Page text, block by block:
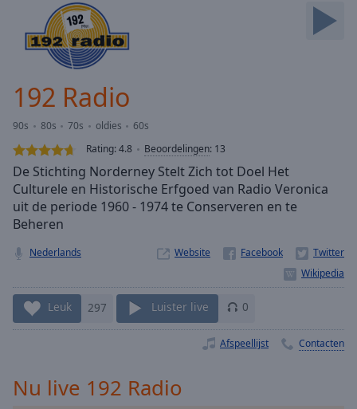
Mute
Loaded:
0.00%
Stream
TypeLIVE
Seek to
currently
live LIVE
Time-
192 Radio
90s 80s 70s oldies
60s
Rating:4.8 Beoordelingen: 13
De Stichting Norderney Stelt Zich tot Doel Het
Culturele en Historische Erfgoed van Radio Veronica
uit de periode 1960 - 1974 te Conserveren en te
Beheren
Nederlands Website
Leuk 297 Luister live 0
Afspeellijst Contacten
Nu live 192 Radio